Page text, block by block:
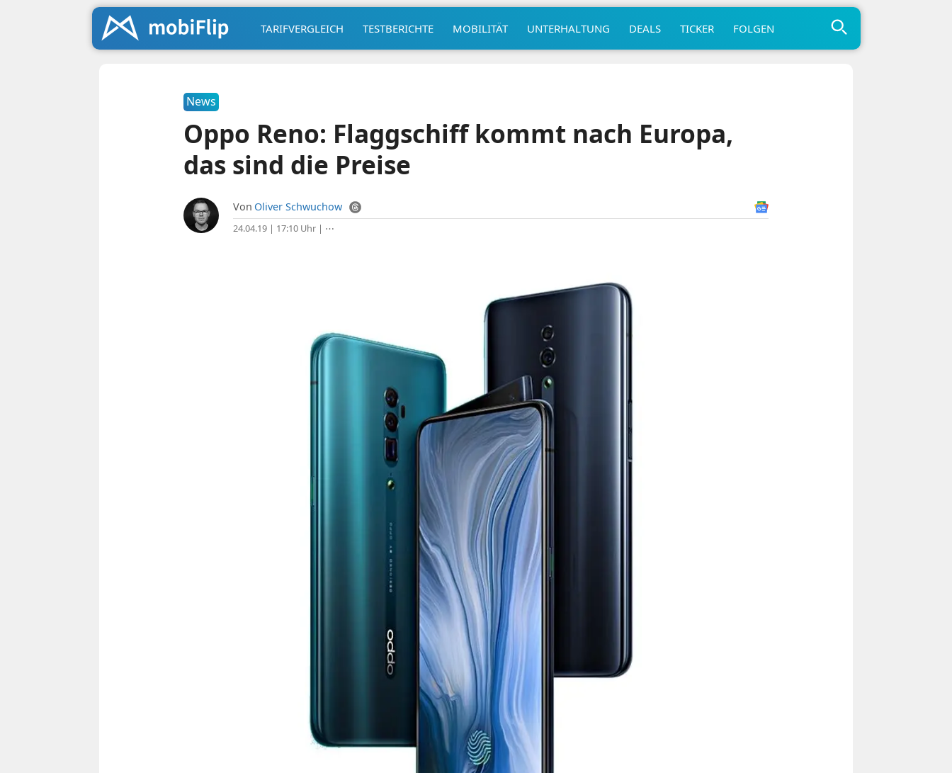
TARIFVERGLEICH TESTBERICHTE MOBILITÄT UNTERHALTUNG DEALS TICKER FOLGEN
News
Oppo Reno: Flaggschiff kommt nach Europa,
das sind die Preise
Von Oliver Schwuchow
24.04.19 | 17:10 Uhr| ⋯